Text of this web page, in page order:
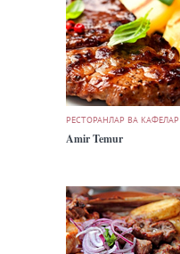
РЕСТОРАНЛАР ВА КАФЕЛАР
Amir Temur